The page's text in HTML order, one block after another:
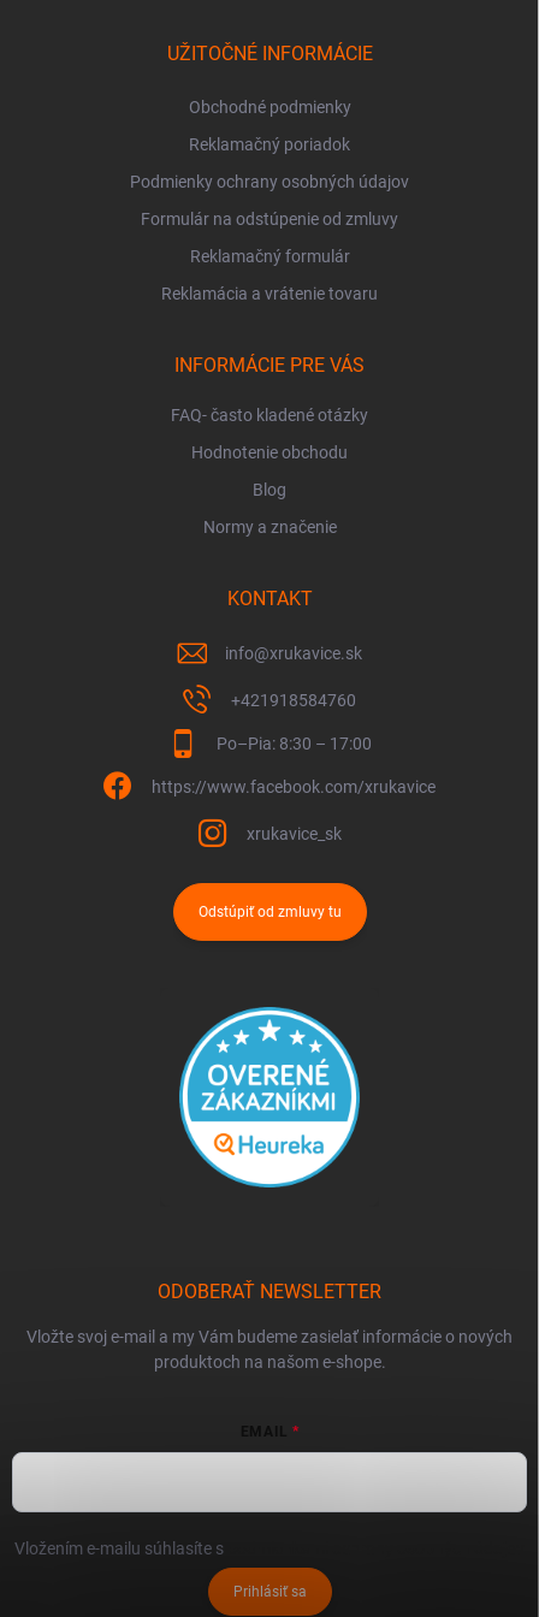
UŽITOČNÉ INFORMÁCIE
Obchodné podmienky
Reklamačný poriadok
Podmienky ochrany osobných údajov
Formulár na odstúpenie od zmluvy
Reklamačný formulár
Reklamácia a vrátenie tovaru
INFORMÁCIE PRE VÁS
FAQ- často kladené otázky
Hodnotenie obchodu
Blog
Normy a značenie
KONTAKT
info@xrukavice.sk
+421918584760
Po–Pia: 8:30 – 17:00
https://www.facebook.com/xrukavice
xrukavice_sk
Odstúpiť od zmluvy tu
ODOBERAŤ NEWSLETTER
Vložte svoj e-mail a my Vám budeme zasielať informácie o nových
produktoch na našom e-shope.
EMAIL
Vložením e-mailu súhlasíte s
Prihlásiť sa